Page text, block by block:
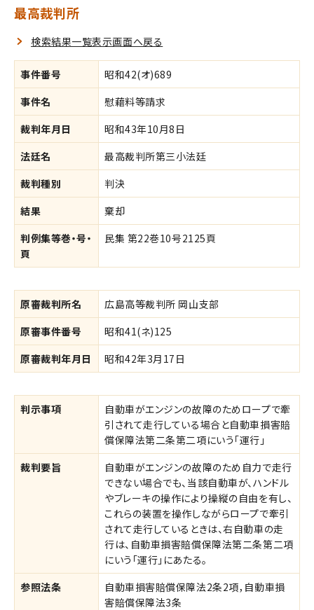
最高裁判所
検索結果一覧表示画面へ戻る
事件番号
昭和42(オ)689
事件名
慰藉料等請求
裁判年月日
昭和43年10月8日
法廷名
最高裁判所第三小法廷
裁判種別
判決
結果
棄却
判例集等巻・号・
頁
民集 第22巻10号2125頁
原審裁判所名
広島高等裁判所 岡山支部
原審事件番号
昭和41(ネ)125
原審裁判年月日
昭和42年3月17日
判示事項
自動車がエンジンの故障のためロープで牽
引されて走行している場合と自動車損害賠
償保障法第二条第二項にいう「運行」
裁判要旨
自動車がエンジンの故障のため自力で走行
できない場合でも、当該自動車が、ハンドル
やブレーキの操作により操縦の自由を有し、
これらの装置を操作しながらロープで牽引
されて走行しているときは、右自動車の走
行は、自動車損害賠償保障法第二条第二項
にいう「運行」にあたる。
参照法条
自動車損害賠償保障法2条2項，自動車損
害賠償保障法3条